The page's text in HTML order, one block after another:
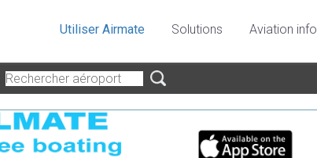
Utiliser Airmate Solutions Aviation info